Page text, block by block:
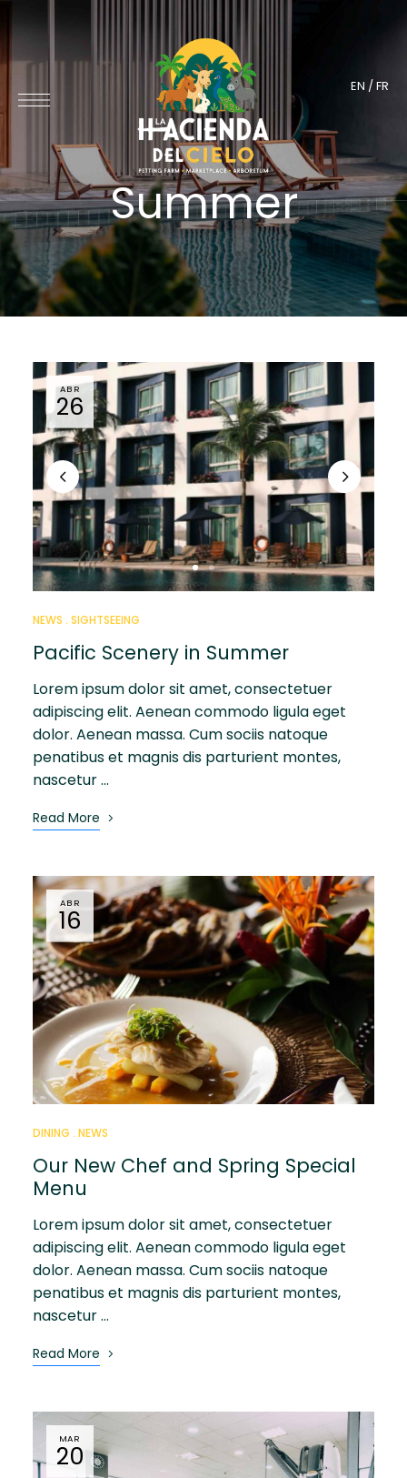
EN / FR
Summer
ABR
26
NEWS SIGHTSEEING
Pacific Scenery in Summer
Lorem ipsum dolor sit amet, consectetuer
adipiscing elit. Aenean commodo ligula eget
dolor. Aenean massa. Cum sociis natoque
penatibus et magnis dis parturient montes,
nascetur …
Read More
ABR
16
DINING NEWS
Our New Chef and Spring Special
Menu
Lorem ipsum dolor sit amet, consectetuer
adipiscing elit. Aenean commodo ligula eget
dolor. Aenean massa. Cum sociis natoque
penatibus et magnis dis parturient montes,
nascetur …
Read More
MAR
20